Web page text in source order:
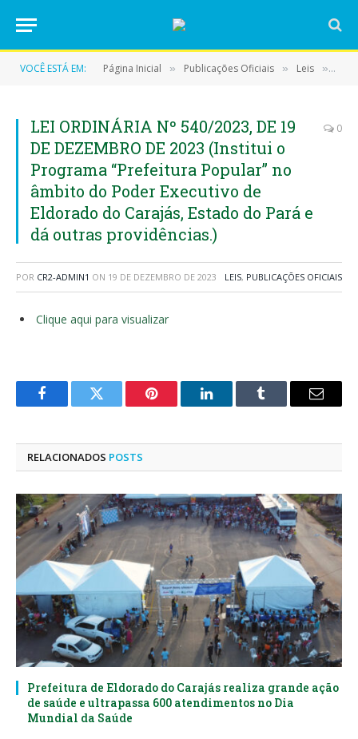
VOCÊ ESTÁ EM: Página Inicial » Publicações Oficiais » Leis »
LEI ORDINÁRIA Nº 540/2023, DE 19
DE DEZEMBRO DE 2023 (Institui o
Programa “Prefeitura Popular” no
âmbito do Poder Executivo de
Eldorado do Carajás, Estado do Pará e
dá outras providências.)
0
POR CR2-ADMIN1 ON 19 DE DEZEMBRO DE 2023 LEIS, PUBLICAÇÕES OFICIAIS
Clique aqui para visualizar
FacebookTwitter Pinterest LinkedInTumblr
E-
RELACIONADOS POSTS
Prefeitura de Eldorado do Carajás realiza grande ação
de saúde e ultrapassa 600 atendimentos no Dia
Mundial da Saúde